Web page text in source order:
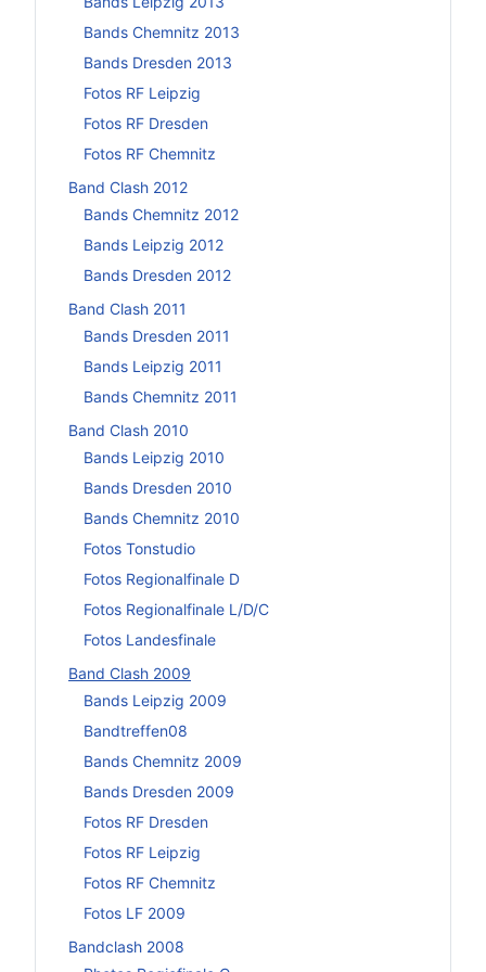
Bands Chemnitz 2013
Bands Dresden 2013
Fotos RF Leipzig
Fotos RF Dresden
Fotos RF Chemnitz
Band Clash 2012
Bands Chemnitz 2012
Bands Leipzig 2012
Bands Dresden 2012
Band Clash 2011
Bands Dresden 2011
Bands Leipzig 2011
Bands Chemnitz 2011
Band Clash 2010
Bands Leipzig 2010
Bands Dresden 2010
Bands Chemnitz 2010
Fotos Tonstudio
Fotos Regionalfinale D
Fotos Regionalfinale L/D/C
Fotos Landesfinale
Band Clash 2009
Bands Leipzig 2009
Bandtreffen08
Bands Chemnitz 2009
Bands Dresden 2009
Fotos RF Dresden
Fotos RF Leipzig
Fotos RF Chemnitz
Fotos LF 2009
Bandclash 2008